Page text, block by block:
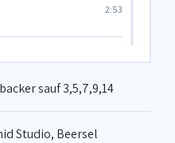
2:53
3:21
sauf 3,5,7,9,14
Studio, Beersel